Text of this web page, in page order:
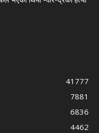
41777
7881
6836
4462